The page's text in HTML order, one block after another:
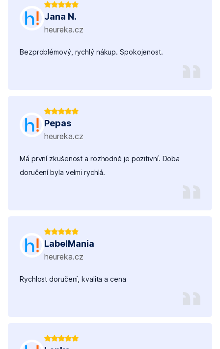
Jana N.
heureka.cz
Bezproblémový, rychlý nákup. Spokojenost.
Pepas
heureka.cz
Má první zkušenost a rozhodně je pozitivní. Doba
doručení byla velmi rychlá.
LabelMania
heureka.cz
Rychlost doručení, kvalita a cena